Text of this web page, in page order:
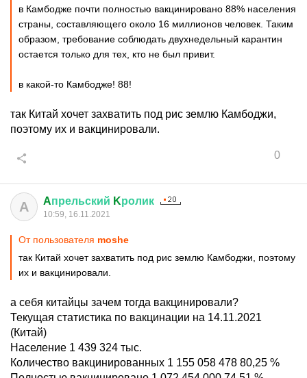
в Камбодже почти полностью вакцинировано 88% населения
страны, составляющего около 16 миллионов человек. Таким
образом, требование соблюдать двухнедельный карантин
остается только для тех, кто не был привит.
в какой-то Камбодже! 88!
так Китай хочет захватить под рис землю Камбоджи,
поэтому их и вакцинировали.
0
A Aпрельский Kролик
10:59, 16.11.2021
От пользователя moshe
так Китай хочет захватить под рис землю Камбоджи, поэтому
их и вакцинировали.
а себя китайцы зачем тогда вакцинировали?
Текущая статистика по вакцинации на 14.11.2021
(Китай)
Население 1 439 324 тыс.
Количество вакцини­рованных 1 155 058 478 80,25 %